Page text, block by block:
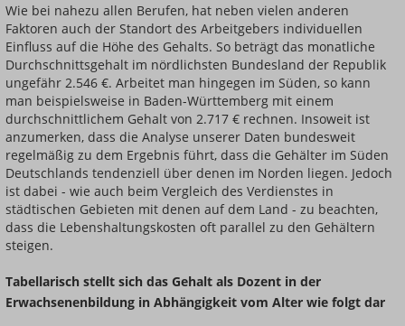
Wie bei nahezu allen Berufen, hat neben vielen anderen
Faktoren auch der Standort des Arbeitgebers individuellen
Einfluss auf die Höhe des Gehalts. So beträgt das monatliche
Durchschnittsgehalt im nördlichsten Bundesland der Republik
ungefähr 2.546 €. Arbeitet man hingegen im Süden, so kann
man beispielsweise in Baden-Württemberg mit einem
durchschnittlichem Gehalt von 2.717 € rechnen. Insoweit ist
anzumerken, dass die Analyse unserer Daten bundesweit
regelmäßig zu dem Ergebnis führt, dass die Gehälter im Süden
Deutschlands tendenziell über denen im Norden liegen. Jedoch
ist dabei - wie auch beim Vergleich des Verdienstes in
städtischen Gebieten mit denen auf dem Land - zu beachten,
dass die Lebenshaltungskosten oft parallel zu den Gehältern
steigen.
Tabellarisch stellt sich das Gehalt als Dozent in der
Erwachsenenbildung in Abhängigkeit vom Alter wie folgt dar